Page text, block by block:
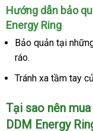
Hướng dẫn bảo
Energy Ring
Bảo quản tại
ráo.
Tránh xa tầm tay
Tại sao nên
DDM Energy